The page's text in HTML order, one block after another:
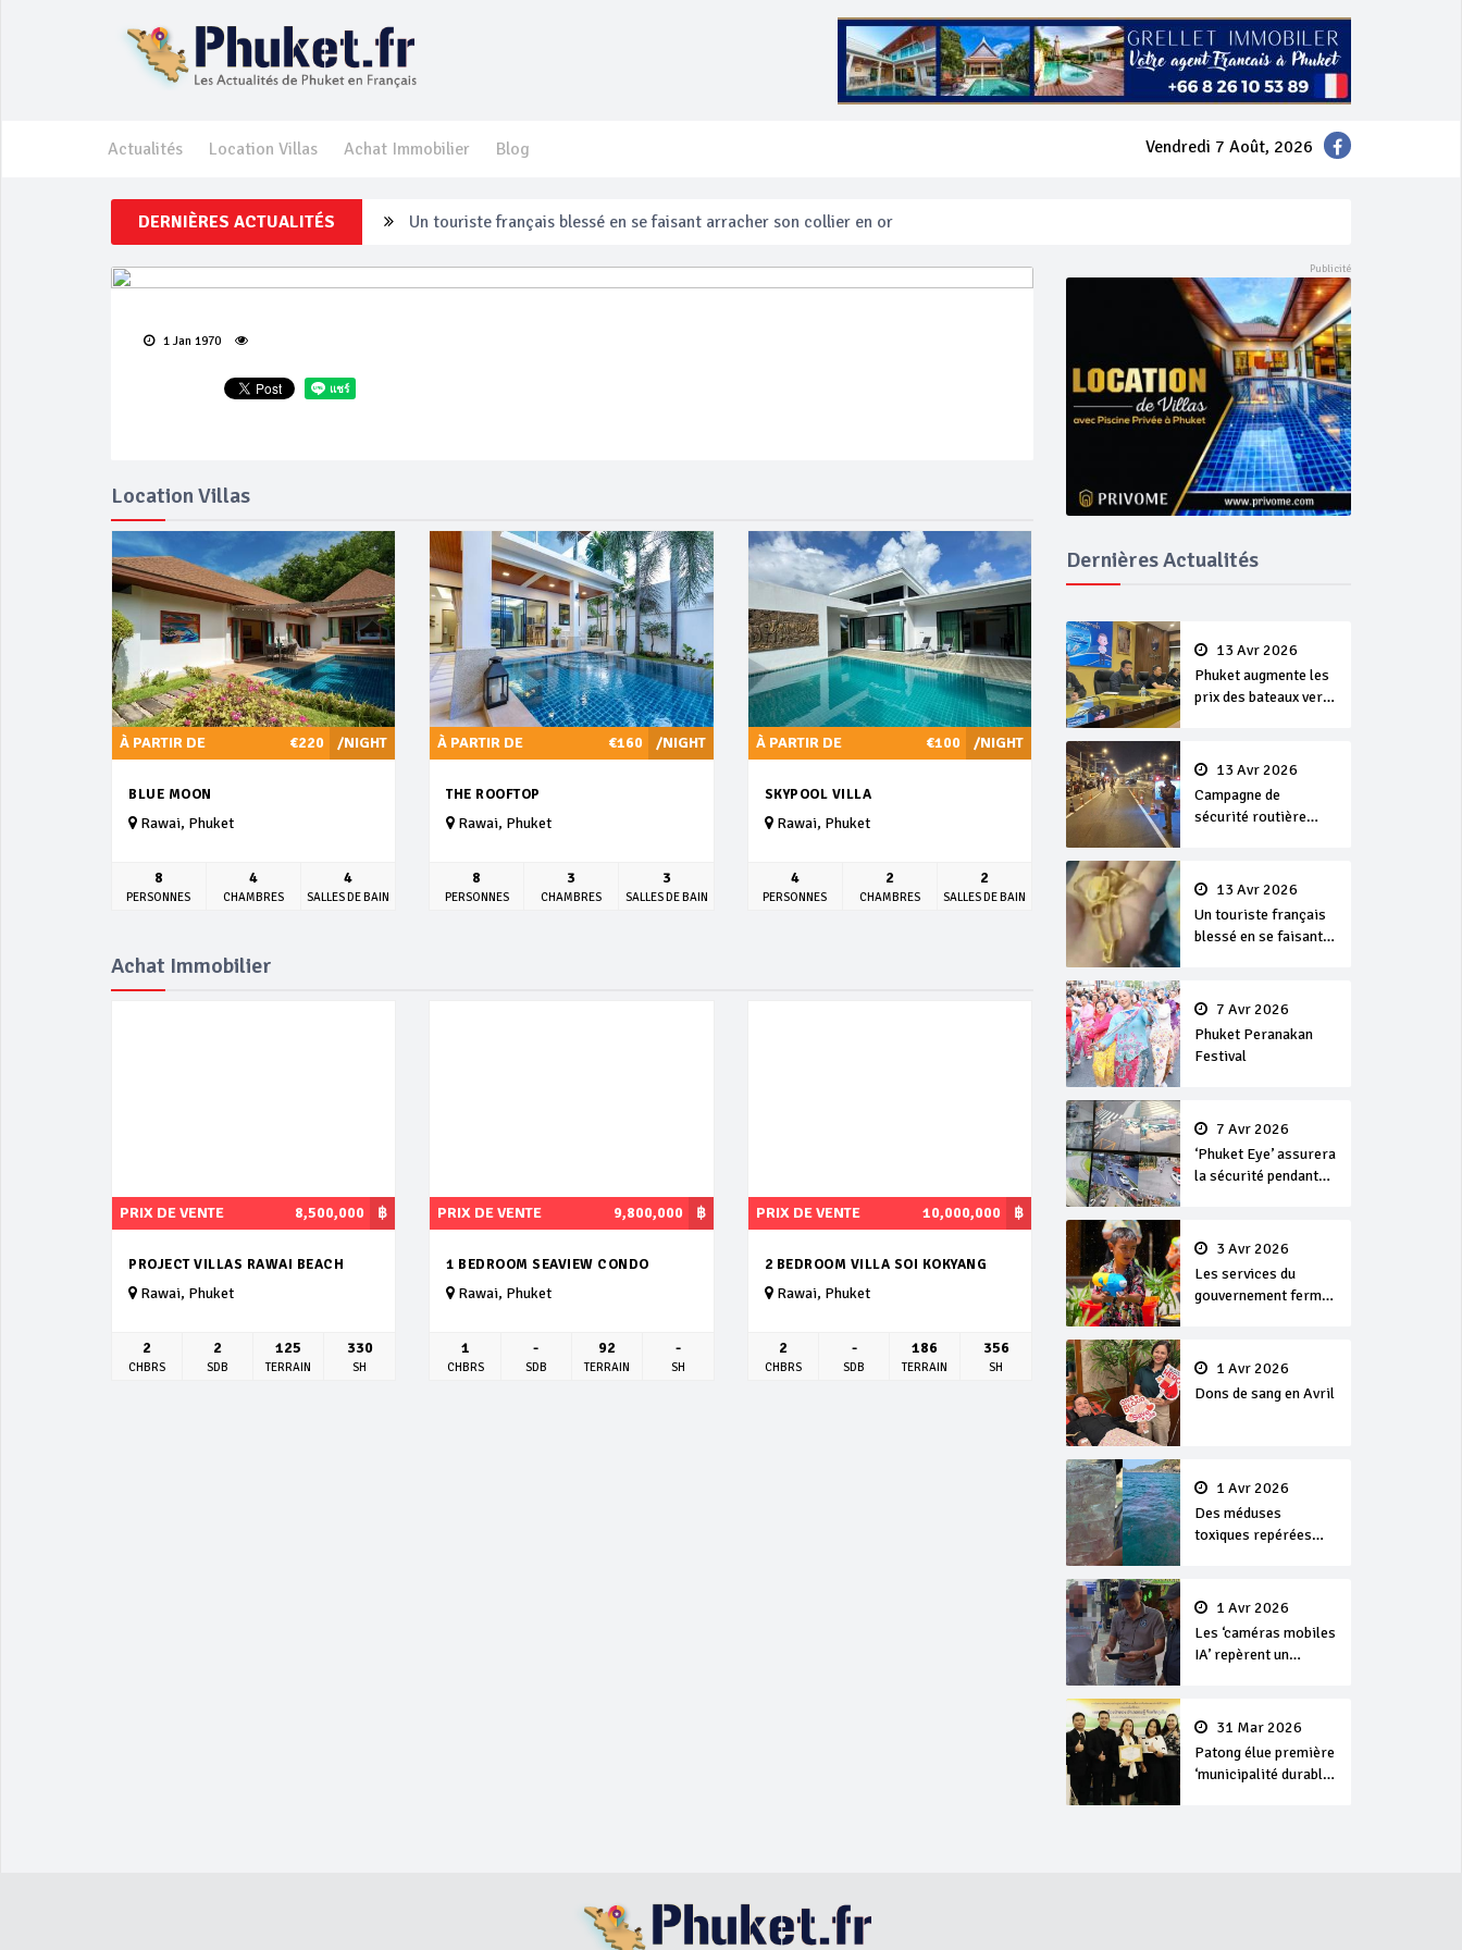
Actualités Location Villas Achat Immobilier Blog Vendredi 7 Août, 2026
DERNIÈRES ACTUALITÉS Un touriste français blessé en se faisant arracher son collier en or
Phuket Peranakan Festival
1 Jan 1970
Dernières Actualités
13 Avr 2026
Phuket augmente les
prix des bateaux vers
13 Avr 2026
Campagne de
sécurité routière
13 Avr 2026
Un touriste français
blessé en se faisant
7 Avr 2026
Phuket Peranakan
Festival
7 Avr 2026
‘Phuket Eye’ assurera
la sécurité pendant
3 Avr 2026
Les services du
gouvernement fermés
Songkran
1 Avr 2026
Dons de sang en Avril
1 Avr 2026
Des méduses
toxiques repérées
1 Avr 2026
Les ‘caméras mobiles
IA’ repèrent un
séjour31 Mar 2026
Patong élue première
‘municipalité durable’
Location Villas
/NIGHT
À PARTIR DE €220
BLUE MOON
Rawai, Phuket
8
PERSONNES
4
CHAMBRES
4
SALLES DE BAIN
/NIGHT
À PARTIR DE €160
THE ROOFTOP
Rawai, Phuket
8
PERSONNES
3
CHAMBRES
3
SALLES DE BAIN
/NIGHT
À PARTIR DE €100
SKYPOOL VILLA
Rawai, Phuket
4
PERSONNES
2
CHAMBRES
2
SALLES DE BAIN
Achat Immobilier
฿
PRIX DE VENTE 8,500,000
PROJECT VILLAS RAWAI BEACH
Rawai, Phuket
2
CHBRS
2
SDB
125
TERRAIN
330
SH
฿
PRIX DE VENTE 9,800,000
1 BEDROOM SEAVIEW CONDO
Rawai, Phuket
1
CHBRS
-
SDB
92
TERRAIN
-
SH
฿
PRIX DE VENTE 10,000,000
2 BEDROOM VILLA SOI KOKYANG
Rawai, Phuket
2
CHBRS
-
SDB
186
TERRAIN
356
SH